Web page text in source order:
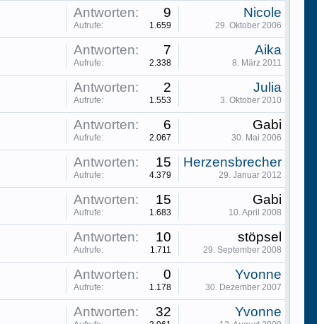
Antworten: 9
Aufrufe: 1.659
Nicole
29. Oktober 2006
Antworten: 7
Aufrufe: 2.338
Aika
8. März 2011
Antworten: 2
Aufrufe: 1.553
Julia
3. Oktober 2010
Antworten: 6
Aufrufe: 2.067
Gabi
30. Mai 2006
Antworten: 15
Aufrufe: 4.379
Herzensbrecher
29. Januar 2012
Antworten: 15
Aufrufe: 1.683
Gabi
10. April 2008
Antworten: 10
Aufrufe: 1.711
stöpsel
29. September 2008
Antworten: 0
Aufrufe: 1.178
Yvonne
30. Dezember 2007
Antworten: 32 Yvonne